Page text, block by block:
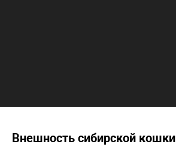
Внешность сибирской кошки